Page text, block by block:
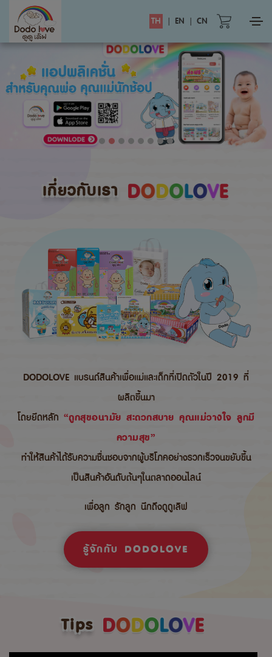
TH | EN | CN
เกี่ยวกับเรา
DODOLOVE แบรนด์สินค้าเพื่อแม่และเด็กที่เปิดตัวในปี 2019 ที่
ผลิตขึ้นมา
โดยยึดหลัก “ถูกสุขอนามัย สะดวกสบาย คุณแม่วางใจ ลูกมี
ความสุข”
ทำให้สินค้าได้รับความชื่นชอบจากผู้บริโภคอย่างรวกเร็วจนขยับขึ้น
เป็นสินค้าอันดับต้นๆในตลาดออนไลน์
เพื่อลูก รักลูก นึกถึงดูดูเลิฟ
รู้จักกับ DODOLOVE
Tips